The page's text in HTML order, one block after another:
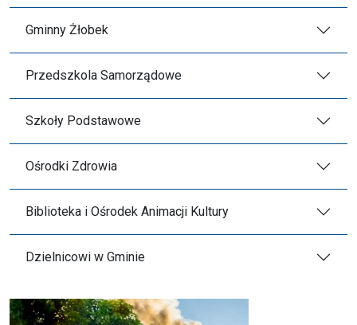
Gminny Żłobek
Przedszkola Samorządowe
Szkoły Podstawowe
Ośrodki Zdrowia
Biblioteka i Ośrodek Animacji Kultury
Dzielnicowi w Gminie